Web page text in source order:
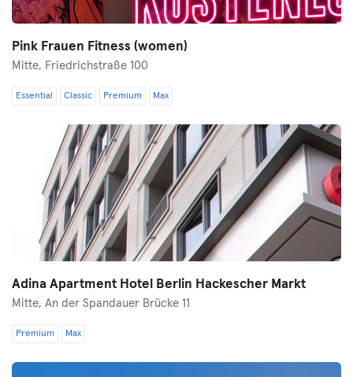
Pink Frauen Fitness (women)
Mitte, Friedrichstraße 100
Essential Classic Premium Max
Adina Apartment Hotel Berlin Hackescher Markt
Mitte, An der Spandauer Brücke 11
Premium Max